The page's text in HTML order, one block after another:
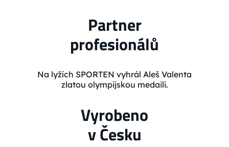
Partner
profesionálů
Na lyžích SPORTEN vyhrál Aleš Valenta
zlatou olympijskou medaili.
Vyrobeno
v Česku